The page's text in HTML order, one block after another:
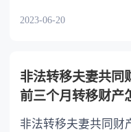
2023-06-20
非法转移夫妻共同
前三个月转移财产
非法转移夫妻共同财